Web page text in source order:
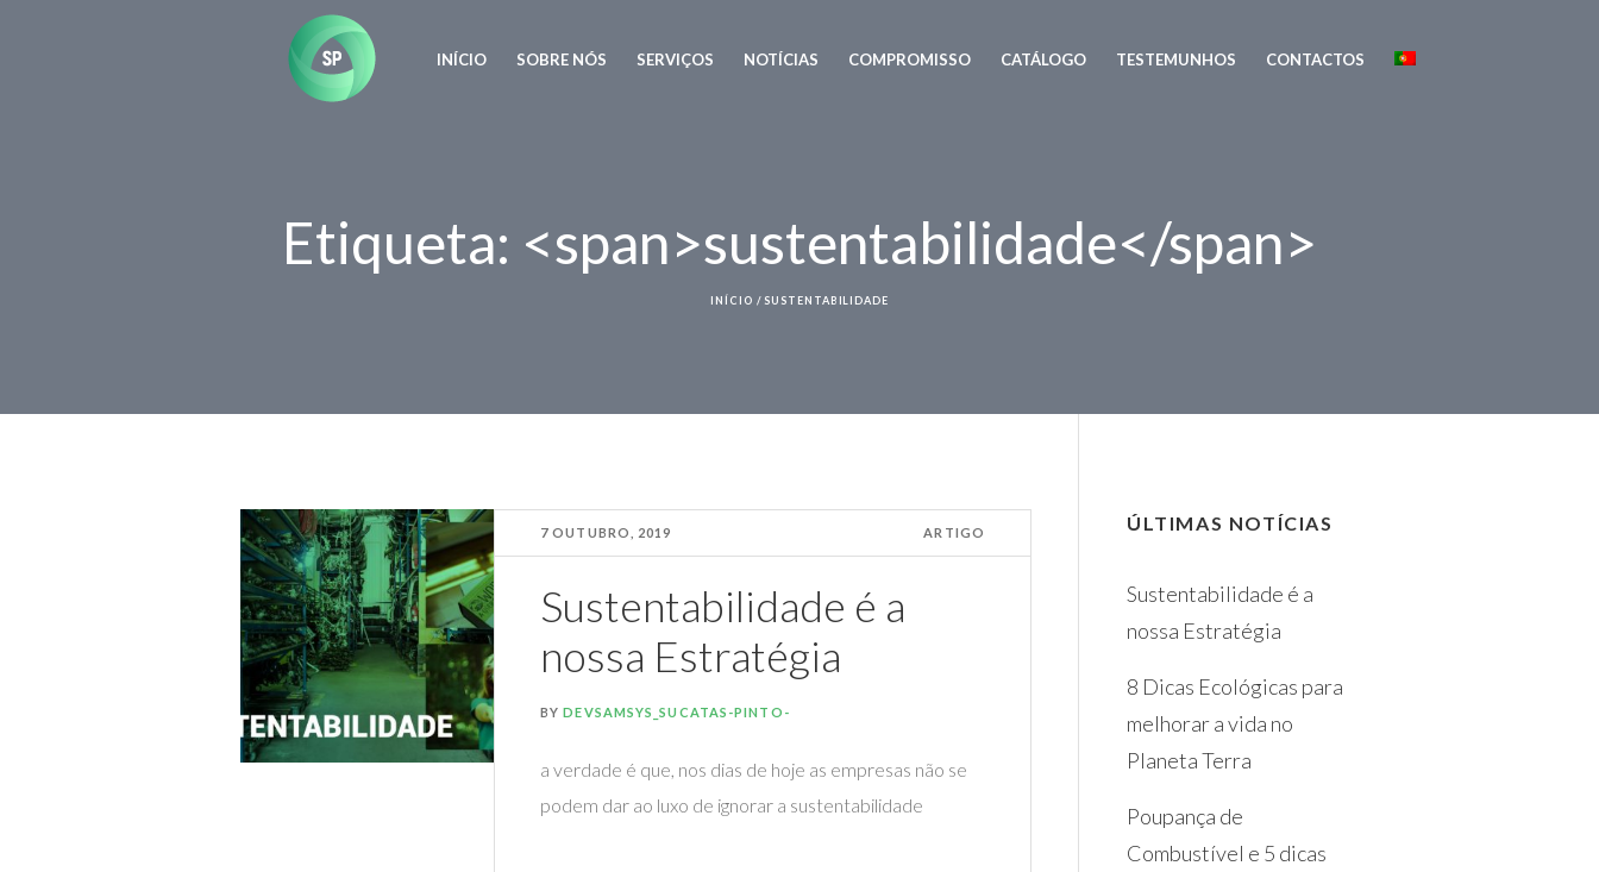
INÍCIO SOBRE NÓS SERVIÇOS NOTÍCIAS COMPROMISSO CATÁLOGO TESTEMUNHOS CONTACTOS
Etiqueta: <span>sustentabilidade</span>
INÍCIO / SUSTENTABILIDADE
7 OUTUBRO, 2019 ARTIGO
Sustentabilidade é a
nossa Estratégia
BYDEVSAMSYS_SUCATAS-PINTO-
a verdade é que, nos dias de hoje as empresas não se
podem dar ao luxo de ignorar a sustentabilidade
ÚLTIMAS NOTÍCIAS
Sustentabilidade é a
nossa Estratégia
8 Dicas Ecológicas para
melhorar a vida no
Planeta Terra
Poupança de
Combustível e 5 dicas